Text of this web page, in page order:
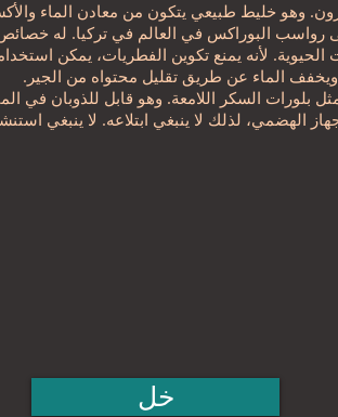
وهو خليط طبيعي يتكون من معادن الماء
رواسب البوراكس في العالم في تركيا. له
لأنه يمنع تكوين الفطريات، يمكن
ويخفف الماء عن طريق تقليل محتواه من الجير.
بلورات السكر اللامعة. وهو قابل للذوبان
الهضمي، لذلك لا ينبغي ابتلاعه. لا ينبغي
خل